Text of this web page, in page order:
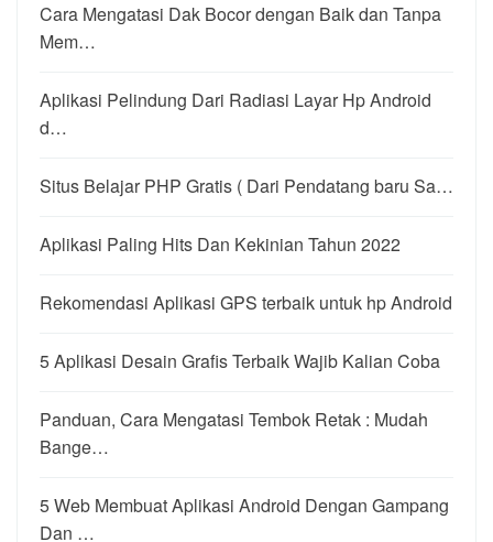
Cara Mengatasi Dak Bocor dengan Baik dan Tanpa
Mem…
Aplikasi Pelindung Dari Radiasi Layar Hp Android
d…
Situs Belajar PHP Gratis ( Dari Pendatang baru Sa…
Aplikasi Paling Hits Dan Kekinian Tahun 2022
Rekomendasi Aplikasi GPS terbaik untuk hp Android
5 Aplikasi Desain Grafis Terbaik Wajib Kalian Coba
Panduan, Cara Mengatasi Tembok Retak : Mudah
Bange…
5 Web Membuat Aplikasi Android Dengan Gampang
Dan …